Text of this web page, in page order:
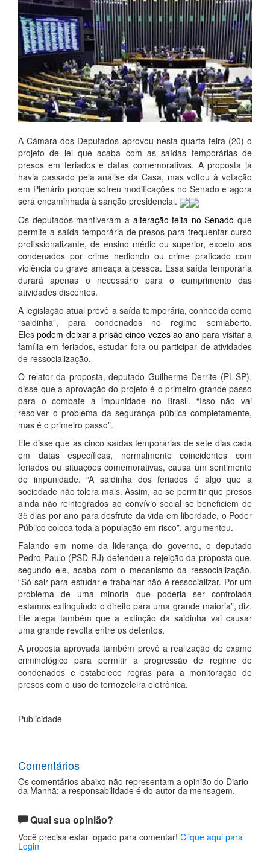
A Câmara dos Deputados aprovou nesta quarta-feira (20) o
projeto de lei que acaba com as saídas temporárias de
presos em feriados e datas comemorativas. A proposta já
havia passado pela análise da Casa, mas voltou à votação
em Plenário porque sofreu modificações no Senado e agora
será encaminhada à sanção presidencial.
Os deputados mantiveram a alteração feita no Senado que
permite a saída temporária de presos para frequentar curso
profissionalizante, de ensino médio ou superior, exceto aos
condenados por crime hediondo ou crime praticado com
violência ou grave ameaça à pessoa. Essa saída temporária
durará apenas o necessário para o cumprimento das
atividades discentes.
A legislação atual prevê a saída temporária, conhecida como
“saidinha”, para condenados no regime semiaberto.
Elespodem deixar a prisão cinco vezes ao ano para visitar a
família em feriados, estudar fora ou participar de atividades
de ressocialização.
O relator da proposta, deputado Guilherme Derrite (PL-SP),
disse que a aprovação do projeto é o primeiro grande passo
para o combate à impunidade no Brasil. “Isso não vai
resolver o problema da segurança pública completamente,
mas é o primeiro passo”.
Ele disse que as cinco saídas temporárias de sete dias cada
em datas específicas, normalmente coincidentes com
feriados ou situações comemorativas, causa um sentimento
de impunidade. “A saidinha dos feriados é algo que a
sociedade não tolera mais. Assim, ao se permitir que presos
ainda não reintegrados ao convívio social se beneficiem de
35 dias por ano para desfrute da vida em liberdade, o Poder
Público coloca toda a população em risco”, argumentou.
Falando em nome da liderança do governo, o deputado
Pedro Paulo (PSD-RJ) defendeu a rejeição da proposta que,
segundo ele, acaba com o mecanismo da ressocialização.
“Só sair para estudar e trabalhar não é ressocializar. Por um
problema de uma minoria que poderia ser controlada
estamos extinguindo o direito para uma grande maioria”, diz.
Ele alega também que a extinção da saidinha vai causar
uma grande revolta entre os detentos.
A proposta aprovada também prevê a realização de exame
criminológico para permitir a progressão de regime de
condenados e estabelece regras para a monitoração de
presos com o uso de tornozeleira eletrônica.
Publicidade
Comentários
Os comentários abaixo não representam a opinião do Diario
da Manhã; a responsabilidade é do autor da mensagem.
Qual sua opinião?
Você precisa estar logado para comentar! Clique aqui para
Login